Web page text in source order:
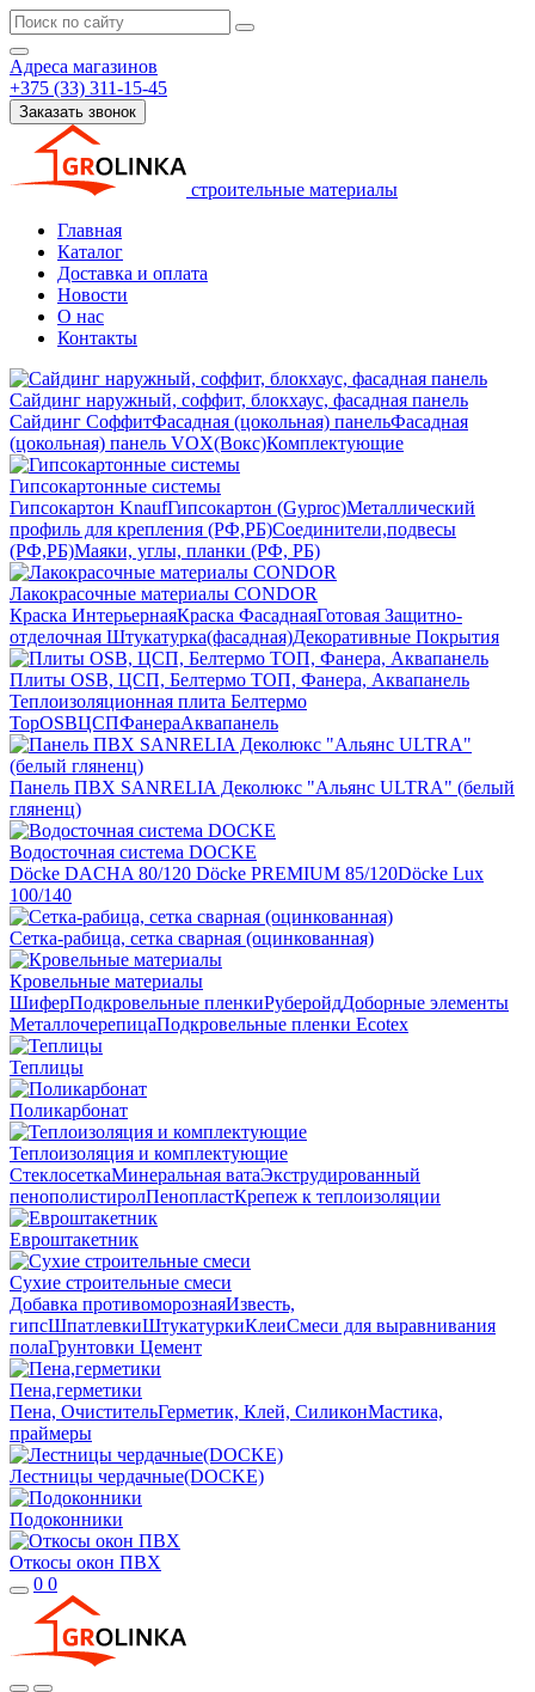
Адреса магазинов
+375 (33) 311-15-45
Заказать звонок
строительные материалы
Главная
Каталог
Доставка и оплата
Новости
О нас
Контакты
Сайдинг наружный, соффит, блокхаус, фасадная панель
Сайдинг СоффитФасадная (цокольная) панельФасадная
(цокольная) панель VOX(Вокс)Комплектующие
Гипсокартонные системы
Гипсокартон KnaufГипсокартон (Gyproc)Металлический
профиль для крепления (РФ,РБ)Соединители,подвесы
(РФ,РБ)Маяки, углы, планки (РФ, РБ)
Лакокрасочные материалы CONDOR
Краска ИнтерьернаяКраска ФасаднаяГотовая Защитно-
отделочная Штукатурка(фасадная)Декоративные Покрытия
Плиты OSB, ЦСП, Белтермо ТОП, Фанера, Аквапанель
Теплоизоляционная плита Белтермо
TopOSBЦСПФанераАквапанель
Панель ПВХ SANRELIA Деколюкс "Альянс ULTRA" (белый
гляненц)
Водосточная система DOCKE
Döсkе DACHA 80/120 Döcke PREMIUM 85/120Döсkе Luх
100/140
Сетка-рабица, сетка сварная (оцинкованная)
Кровельные материалы
ШиферПодкровельные пленкиРуберойдДоборные элементы
МеталлочерепицаПодкровельные пленки Ecotex
Теплицы
Поликарбонат
Теплоизоляция и комплектующие
СтеклосеткаМинеральная ватаЭкструдированный
пенополистиролПенопластКрепеж к теплоизоляции
Евроштакетник
Сухие строительные смеси
Добавка противоморознаяИзвесть,
гипсШпатлевкиШтукатуркиКлеиСмеси для выравнивания
полаГрунтовки Цемент
Пена,герметики
Пена, ОчистительГерметик, Клей, СиликонМастика,
праймеры
Лестницы чердачные(DOCKE)
Подоконники
Откосы окон ПВХ
0 0